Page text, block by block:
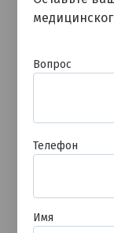
Японский
Вопрос
Телефон
Имя